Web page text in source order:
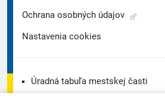
Ochrana osobných údajov
Nastavenia cookies
Úradná tabuľa mestskej časti